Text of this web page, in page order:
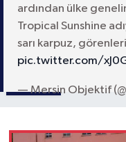
ardından ülke
Tropical Sunshine
sarı karpuz,
pic.twitter.com/
— Mersin Objektif
Paylaş